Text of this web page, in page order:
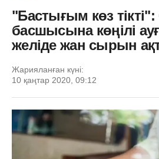
"Бастығым көз тікті":
басшысына көңілі
желіде жан сырын
Жарияланған күні:
10 қаңтар 2020, 09:12